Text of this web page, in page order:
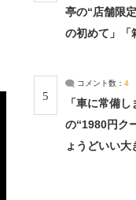
亭の“店舗限
の初めて」「
5
コメント数： 4
「車に常備
の“1980円ク
ょうどいい大